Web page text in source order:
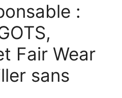
:
Fair Wear
sans